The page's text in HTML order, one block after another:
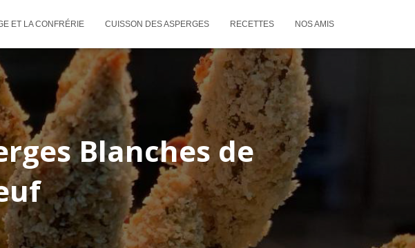
ET LA CONFRÉRIE CUISSON DES ASPERGES RECETTES NOS AMIS
Blanches de